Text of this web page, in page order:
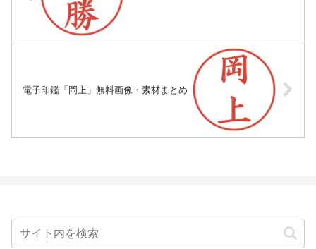
電子印鑑「岡上」無料画像・素材まとめ